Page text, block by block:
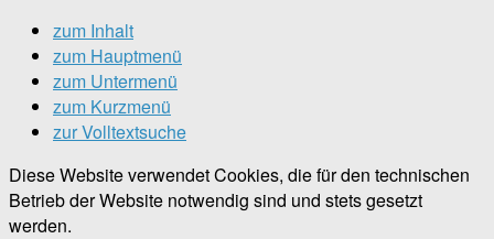
zum Inhalt
zum Hauptmenü
zum Untermenü
zum Kurzmenü
zur Volltextsuche
Diese Website verwendet Cookies, die für den technischen
Betrieb der Website notwendig sind und stets gesetzt
werden.